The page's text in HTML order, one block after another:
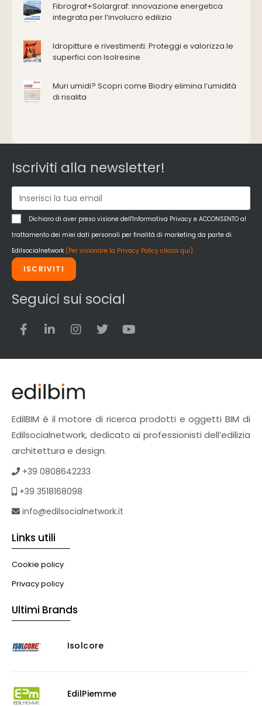
Deumidificazione
Energie rinnovabili
Ferramenta e fissaggi
Impianti idrici e depurazione
Impianti termici e climatizzazione
Materiali da costruzione
Pannelli
Pareti esterne e facciate
Pareti Interne
reti
Reti di adduzione gas
Sicurezza e dpi
Siderurgia
Strumenti di rilievo e misurazione
Strutture
Superfici
Teli
Veicoli multiuso
Pavimenti e rivestimenti
Pavimenti industriali
Sistemi giardini pensili
Supporti per esterni
Tetti verdi
eBook
Formazione professionale
Illuminazione
Murature
Risanamento E Restauro
Consolidanti
Fibrograf+Solargraf: innovazione energetica
integrata per l’involucro edilizio
Idropitture e rivestimenti: Proteggi e valorizza le
superfici con Isolresine
Muri umidi? Scopri come Biodry elimina l’umidità
di risalita
Iscriviti alla newsletter!
Dichiaro di aver preso visione dell'Informativa Privacy e ACCONSENTO al
trattamento dei miei dati personali per finalità di marketing da parte di
Edilsocialnetwork (Per visionare la Privacy Policy clicca qui).
ISCRIVITI
Seguici sui social
EdilBIM è il motore di ricerca prodotti e oggetti BIM di
Edilsocialnetwork, dedicato ai professionisti dell’edilizia
architettura e design.
+39 0808642233
+39 3518168098
info@edilsocialnetwork.it
Links utili
Cookie policy
Privacy policy
Ultimi Brands
Isolcore
EdilPiemme